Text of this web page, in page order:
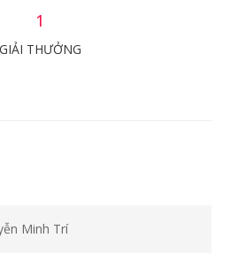
1
GIẢI THƯỞNG
Minh Trí